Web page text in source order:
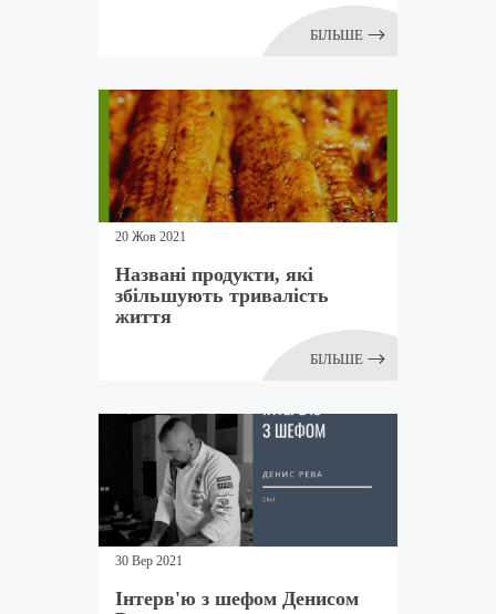
БІЛЬШЕ
20 Жов 2021
Названі продукти, які
збільшують тривалість
життя
БІЛЬШЕ
30 Вер 2021
Інтерв'ю з шефом Денисом